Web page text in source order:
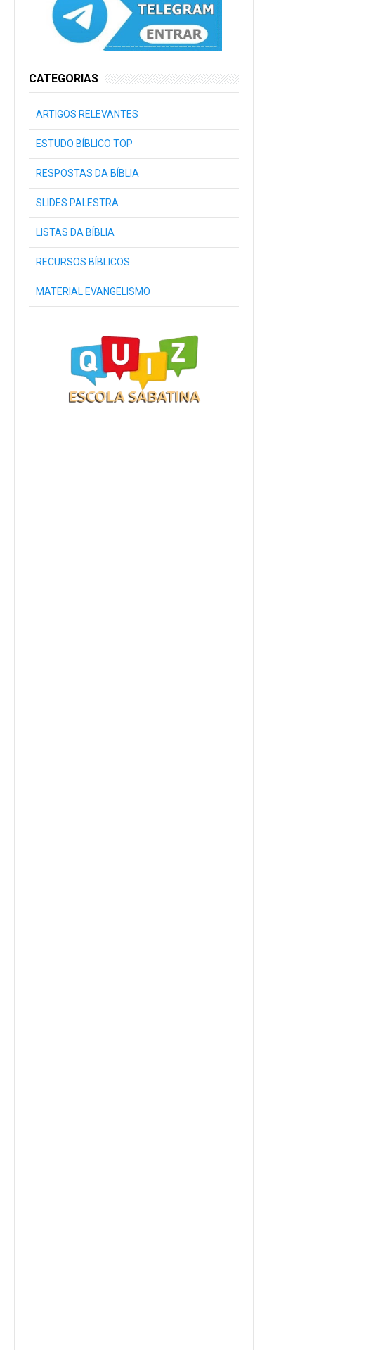
CATEGORIAS
ARTIGOS RELEVANTES
ESTUDO BÍBLICO TOP
RESPOSTAS DA BÍBLIA
SLIDES PALESTRA
LISTAS DA BÍBLIA
RECURSOS BÍBLICOS
MATERIAL EVANGELISMO